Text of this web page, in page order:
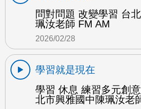
問對問題 改變學習 台
珮汝老師 FM AM
2026/02/28
學習就是現在
學習 休息 練習多元創
北市興雅國中陳珮汝老